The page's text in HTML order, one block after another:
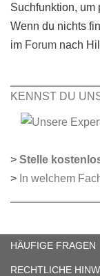
Suchfunktion, um
Wenn du nichts
im Forum nach
KENNST DU
> Stelle
> In welchem
HÄUFIGE FRAGEN
RECHTLICHE